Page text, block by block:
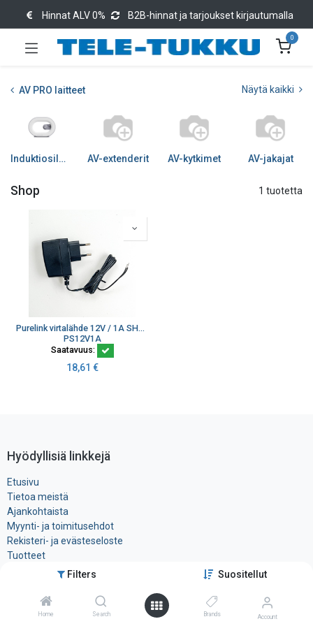
Filters Suositellut
Home Search Brands Account
Hinnat ALV 0% B2B-hinnat ja tarjoukset kirjautumalla
0
AV PRO laitteet Näytä kaikki
Induktiosilmukkatuotteet AV-extenderit AV-kytkimet AV-jakajat
Shop 1 tuotetta
Purelink virtalähde 12V / 1A SHD310SM
PS12V1A
Saatavuus:
18,61 €
Hyödyllisiä linkkejä
Etusivu
Tietoa meistä
Ajankohtaista
Myynti- ja toimitusehdot
Rekisteri- ja ​evästeseloste
Tuotteet